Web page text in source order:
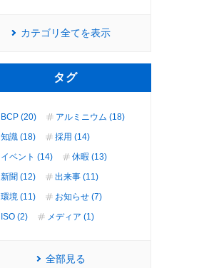
カテゴリ全てを表示
タグ
BCP (20)
アルミニウム (18)
知識 (18)
採用 (14)
イベント (14)
休暇 (13)
新聞 (12)
出来事 (11)
環境 (11)
お知らせ (7)
ISO (2)
メディア (1)
全部見る